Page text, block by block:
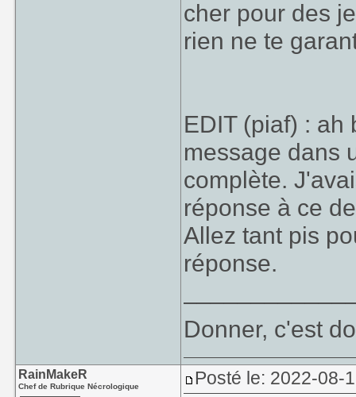
qu'il
parce que :
Avenging Spirit)
Pour expliquer
- Une grosse
envisager un
limiteraient pas
- Une
l'histoire du JV
notre.
cher pour des
rien ne te
EDIT (piaf) : ah
message dans
complète.
réponse à ce
Allez tant pis
réponse.
Donner, c'est
RainMakeR
Chef de Rubrique Nécrologique Posté le: 2022-08-